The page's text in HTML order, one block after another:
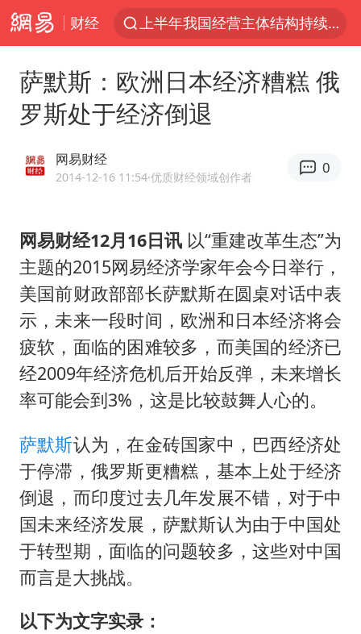
财经
上半年我国经营主体结构持续优化
于东来回应胖东来近25年老店年底关闭
《披荆斩棘2026》阵容官宣
独闯南太行的失联女生最后轨迹已确认
国足U17与阿森纳决赛取消 并列冠军
白海豚北上或致京津冀暴雨
构建更高水平的全民健身公共服务体系
上门女婿出轨女邻居多年被判重婚罪
香港刷新1884年以来最高气温纪录
新疆一婚礼线上邀请引热议
存款市场为何两极分化
云南一男子胃中取出180颗铁钉
以军士兵把枪口对准中国记者
奋力开创中国式现代化建设新局面
萨默斯：欧洲日本经济糟糕 俄
罗斯处于经济倒退
网易财经
2014-12-16 11:54·优质财经领域创作者
0
网易财经12月16日讯 以“重建改革生态”为
主题的2015网易经济学家年会今日举行，
美国前财政部部长萨默斯在圆桌对话中表
示，未来一段时间，欧洲和日本经济将会
疲软，面临的困难较多，而美国的经济已
经2009年经济危机后开始反弹，未来增长
率可能会到3%，这是比较鼓舞人心的。
萨默斯认为，在金砖国家中，巴西经济处
于停滞，俄罗斯更糟糕，基本上处于经济
倒退，而印度过去几年发展不错，对于中
国未来经济发展，萨默斯认为由于中国处
于转型期，面临的问题较多，这些对中国
而言是大挑战。
以下为文字实录：